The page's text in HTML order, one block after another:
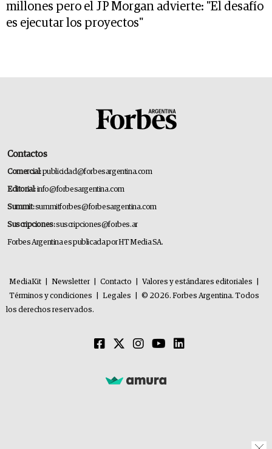
millones pero el JP Morgan advierte: "El desafío
es ejecutar los proyectos"
Contactos
Comercial:publicidad@forbesargentina.com
Editorial:info@forbesargentina.com
Summit:summitforbes@forbesargentina.com
Suscripciones:suscripciones@forbes.ar
Forbes Argentina es publicada por HT Media SA.
MediaKit Newsletter Contacto Valores y estándares editoriales
Términos y condiciones
Legales
© 2026. Forbes Argentina. Todos
los derechos reservados.